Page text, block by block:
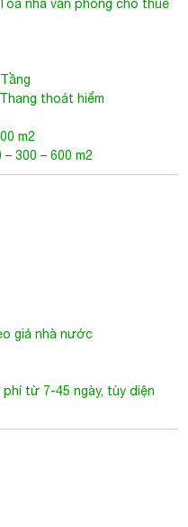
giá nhà nước
từ 7-45 ngày, tùy diện